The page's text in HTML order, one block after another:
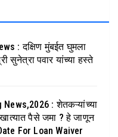
: दक्षिण मुंबईत घुमला
सुनेत्रा पवार यांच्या हस्ते
: शेतकऱ्यांच्या
खात्यात पैसे जमा ? हे जाणून
For Loan Waiver